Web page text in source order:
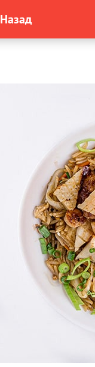
Назад